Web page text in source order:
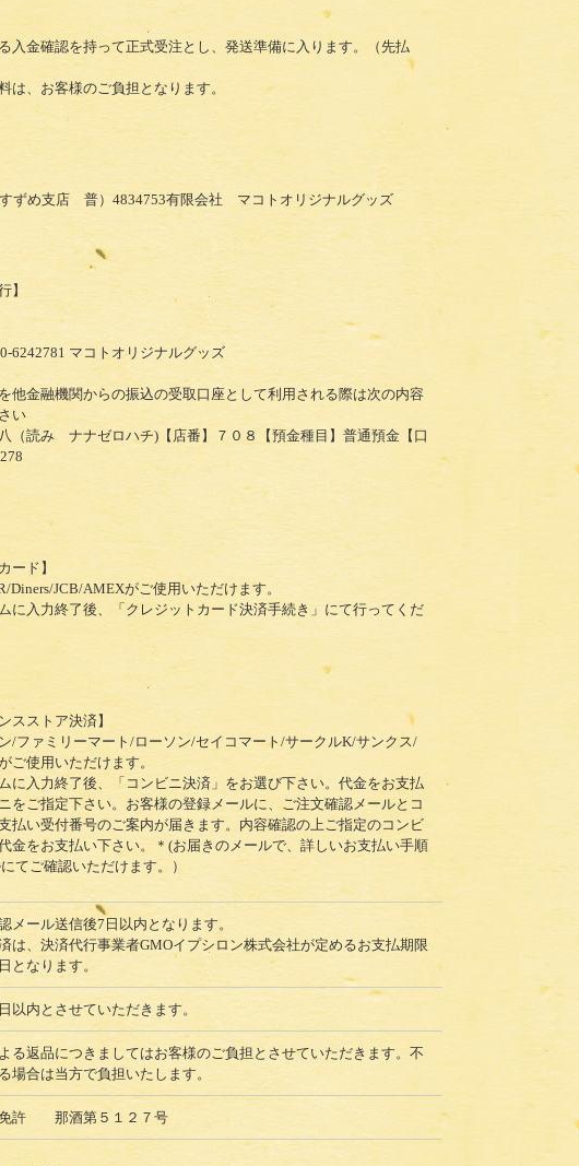
入金確認を持って正式受注とし、発送準備に入ります。（先払
は、お客様のご負担となります。
ずめ支店 普）4834753有限会社 マコトオリジナルグッズ
】
6242781 マコトオリジナルグッズ
他金融機関からの振込の受取口座として利用される際は次の内容
い
八（読み ナナゼロハチ)【店番】７０８【預金種目】普通預金【口
ード】
Diners/JCB/AMEXがご使用いただけます。
に入力終了後、「クレジットカード決済手続き」にて行ってくだ
スストア決済】
/ファミリーマート/ローソン/セイコマート/サークルK/サンクス/
ご使用いただけます。
に入力終了後、「コンビニ決済」をお選び下さい。代金をお支払
をご指定下さい。お客様の登録メールに、ご注文確認メールとコ
払い受付番号のご案内が届きます。内容確認の上ご指定のコンビ
金をお支払い下さい。＊(お届きのメールで、詳しいお支払い手順
てご確認いただけます。）
メール送信後7日以内となります。
は、決済代行事業者GMOイプシロン株式会社が定めるお支払期限
となります。
以内とさせていただきます。
る返品につきましてはお客様のご負担とさせていただきます。不
場合は当方で負担いたします。
免許 那酒第５１２７号